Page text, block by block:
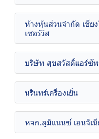
ห้างหุ้นส่วนจำกัด เชีย
เซอร์วิส
บริษัท สุขสวัสดิ์แอร์ซั
นรินทร์เครื่องเย็น
หจก.ลูมิแนนซ์ เอนจิเนี